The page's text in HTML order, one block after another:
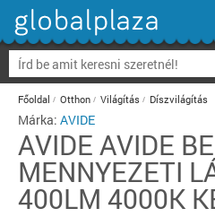
Főoldal Otthon Világítás Díszvilágítás
Márka: AVIDE
AVIDE AVIDE
MENNYEZETI
400LM 4000K